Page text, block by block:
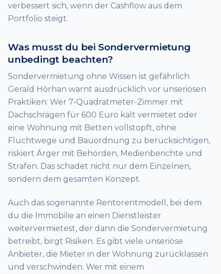
verbessert sich, wenn der Cashflow aus dem
Portfolio steigt.
Was musst du bei Sondervermietung
unbedingt beachten?
Sondervermietung ohne Wissen ist gefährlich.
Gerald Hörhan warnt ausdrücklich vor unseriösen
Praktiken: Wer 7-Quadratmeter-Zimmer mit
Dachschrägen für 600 Euro kalt vermietet oder
eine Wohnung mit Betten vollstopft, ohne
Fluchtwege und Bauordnung zu berücksichtigen,
riskiert Ärger mit Behörden, Medienberichte und
Strafen. Das schadet nicht nur dem Einzelnen,
sondern dem gesamten Konzept.
Auch das sogenannte Rentorentmodell, bei dem
du die Immobilie an einen Dienstleister
weitervermietest, der dann die Sondervermietung
betreibt, birgt Risiken. Es gibt viele unseriöse
Anbieter, die Mieter in der Wohnung zurücklassen
und verschwinden. Wer mit einem